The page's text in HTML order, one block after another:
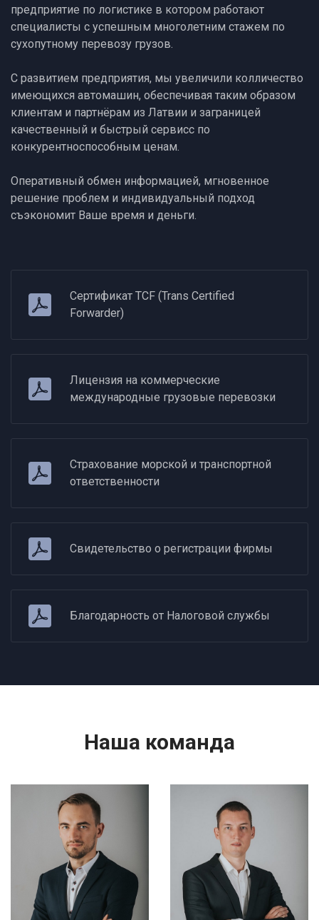
предприятие по логистике в котором работают
специалисты с успешным многолетним стажем по
сухопутному перевозу грузов.
С развитием предприятия, мы увеличили колличество
имеющихся автомашин, обеспечивая таким образом
клиентам и партнёрам из Латвии и заграницей
качественный и быстрый сервисс по
конкурентноспособным ценам.
Оперативный обмен информацией, мгновенное
решение проблем и индивидуальный подход
съэкономит Ваше время и деньги.
Сертификат TCF (Trans Certified
Forwarder)
Лицензия на коммерческие
международные грузовые перевозки
Страхование морской и транспортной
ответственности
Свидетельство о регистрации фирмы
Благодарность от Налоговой службы
Наша команда